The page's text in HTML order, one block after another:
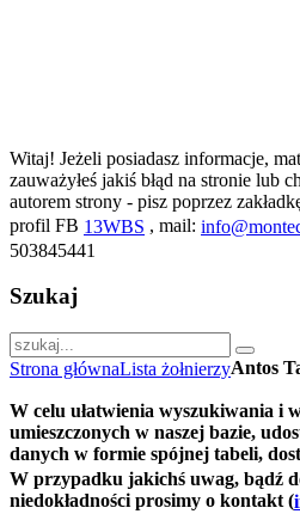
Witaj! Jeżeli posiadasz informacje,
zauważyłeś jakiś błąd na stronie lub
autorem strony - pisz poprzez
profil FB 13WBS , mail:
503845441
Szukaj
Strona głównaLista żołnierzyAntos
W celu ułatwienia wyszukiwania i
umieszczonych w naszej bazie,
danych w formie spójnej tabeli,
W przypadku jakichś uwag, bądź
niedokładności prosimy o kontakt (